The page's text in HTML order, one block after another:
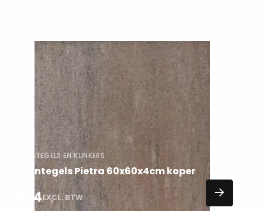
BETONTEGELS EN KLINKERS
Betontegels Pietra 60x60x4cm koper
6,74EXCL. BTW